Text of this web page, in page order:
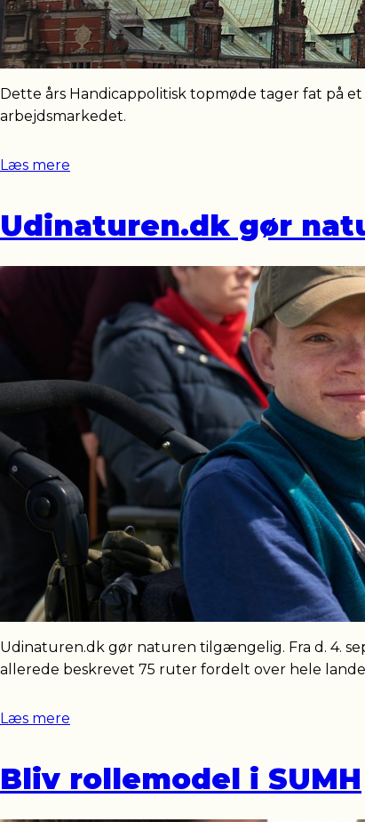
Dette års Handicappolitisk topmøde tager fat på
arbejdsmarkedet.
Læs mere
Udinaturen.dk gør
Udinaturen.dk gør naturen tilgængelig. Fra d. 4.
allerede beskrevet 75 ruter fordelt over hele
Læs mere
Bliv rollemodel i SUMH